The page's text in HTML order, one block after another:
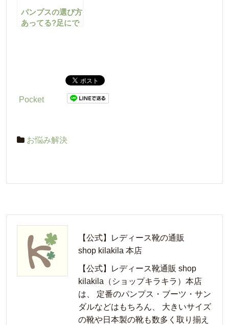
パンプスの選び方
あってる?足にで
Pocket
お悩み解決
【公式】レディース靴の通販
shop kilakila 本店
【公式】レディース靴通販 shop
kilakila（ショップキラキラ）本店
は、 定番のパンプス・ブーツ・サン
ダルなどはもちろん、 大きいサイズ
の靴や日本製の靴も数多く取り揃え